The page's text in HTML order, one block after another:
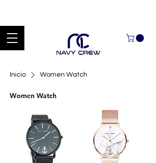
Inicio Women Watch
Women Watch